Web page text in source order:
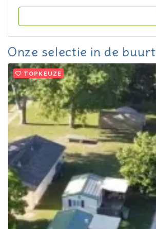
Onze selectie in de
TOPKEUZE